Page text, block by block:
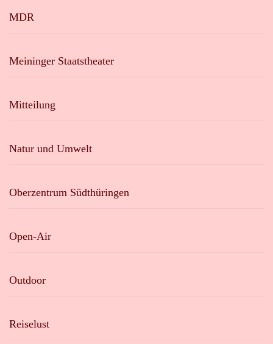
MDR
Meininger Staatstheater
Mitteilung
Natur und Umwelt
Oberzentrum Südthüringen
Open-Air
Outdoor
Reiselust